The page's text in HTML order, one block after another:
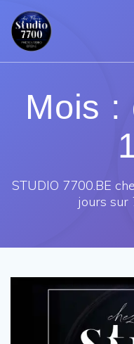
Mois :
STUDIO 7700.BE
jours sur